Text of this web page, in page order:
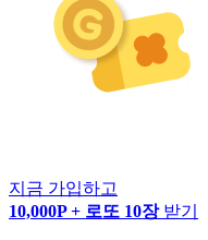
지금 가입하고
10,000P + 로또 10장 받기